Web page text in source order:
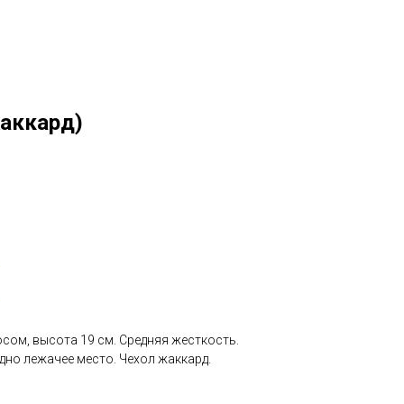
высота 19 см. Средняя жесткость.
лежачее место. Чехол жаккард.